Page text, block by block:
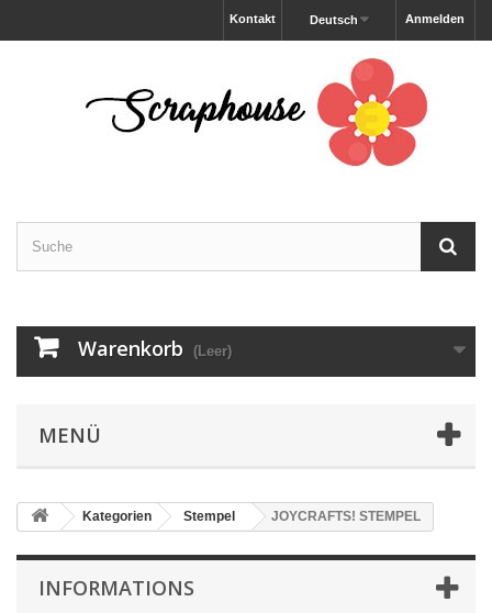
Anmelden
Deutsch
Kontakt
Warenkorb (Leer)
MENÜ
Kategorien Stempel JOYCRAFTS! STEMPEL
INFORMATIONS